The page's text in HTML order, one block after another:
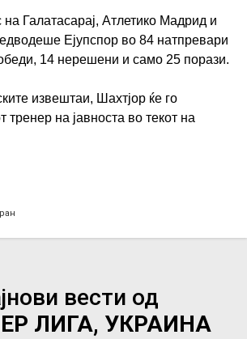
Галатасарај, Атлетико Мадрид и
Ејупспор во 84 натпревари
14 нерешени и само 25 порази.
извештаи, Шахтјор ќе го
тренер на јавноста во текот на
вести од
ЛИГА, УКРАИНА